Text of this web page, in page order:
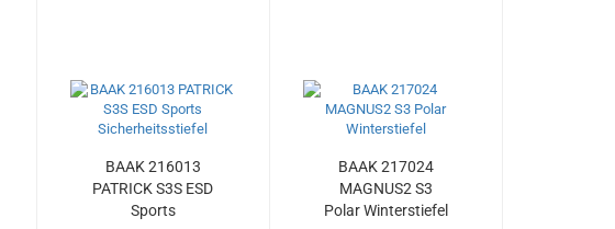
BAAK 216013
PATRICK S3S ESD
Sports
BAAK 217024
MAGNUS2 S3
Polar Winterstiefel